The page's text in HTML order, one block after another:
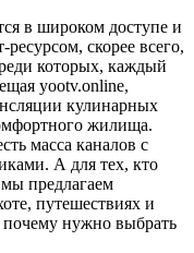
в широком доступе и
скорее всего,
которых, каждый
yootv.online,
кулинарных
жилища.
масса каналов с
А для тех, кто
предлагаем
путешествиях и
почему нужно выбрать